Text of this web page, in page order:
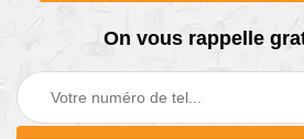
On vous rappelle